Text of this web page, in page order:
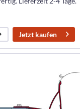
Jetzt kaufen